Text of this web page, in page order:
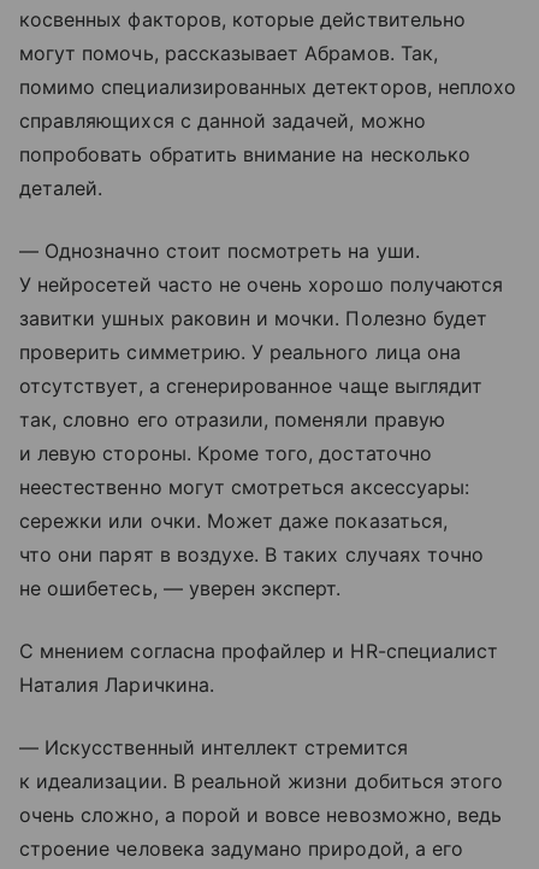
косвенных факторов, которые действительно
могут помочь, рассказывает Абрамов. Так,
помимо специализированных детекторов, неплохо
справляющихся с данной задачей, можно
попробовать обратить внимание на несколько
деталей.
— Однозначно стоит посмотреть на уши.
У нейросетей часто не очень хорошо получаются
завитки ушных раковин и мочки. Полезно будет
проверить симметрию. У реального лица она
отсутствует, а сгенерированное чаще выглядит
так, словно его отразили, поменяли правую
и левую стороны. Кроме того, достаточно
неестественно могут смотреться аксессуары:
сережки или очки. Может даже показаться,
что они парят в воздухе. В таких случаях точно
не ошибетесь, — уверен эксперт.
С мнением согласна профайлер и HR-специалист
Наталия Ларичкина.
— Искусственный интеллект стремится
к идеализации. В реальной жизни добиться этого
очень сложно, а порой и вовсе невозможно, ведь
строение человека задумано природой, а его